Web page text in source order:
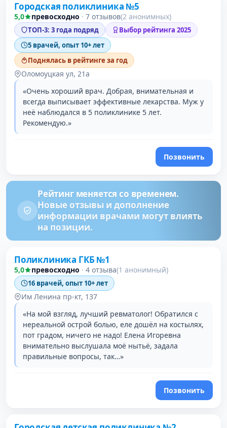
3 место в рейтинге
Городская поликлиника №5
5,0 превосходно · 7 отзывов(2 анонимных)
ТОП-3: 3 года подряд
Выбор рейтинга 2025
5 врачей, опыт 10+ лет
Поднялась в рейтинге за год
Оломоуцкая ул, 21а
«Очень хороший врач. Добрая, внимательная и
всегда выписывает эффективные лекарства. Муж у
неё наблюдался в 5 поликлинике 5 лет.
Рекомендую.»
Позвонить
Рейтинг меняется со временем.
Новые отзывы и дополнение
информации врачами могут влиять
на позиции.
Поликлиника ГКБ №1
5,0 превосходно · 4 отзыва(1 анонимный)
16 врачей, опыт 10+ лет
Им Ленина пр-кт, 137
«На мой взгляд, лучший ревматолог! Обратился с
нереальной острой болью, еле дошёл на костылях,
пот градом, ничего не надо! Елена Игоревна
внимательно выслушала моё нытьё, задала
правильные вопросы, так…»
Позвонить